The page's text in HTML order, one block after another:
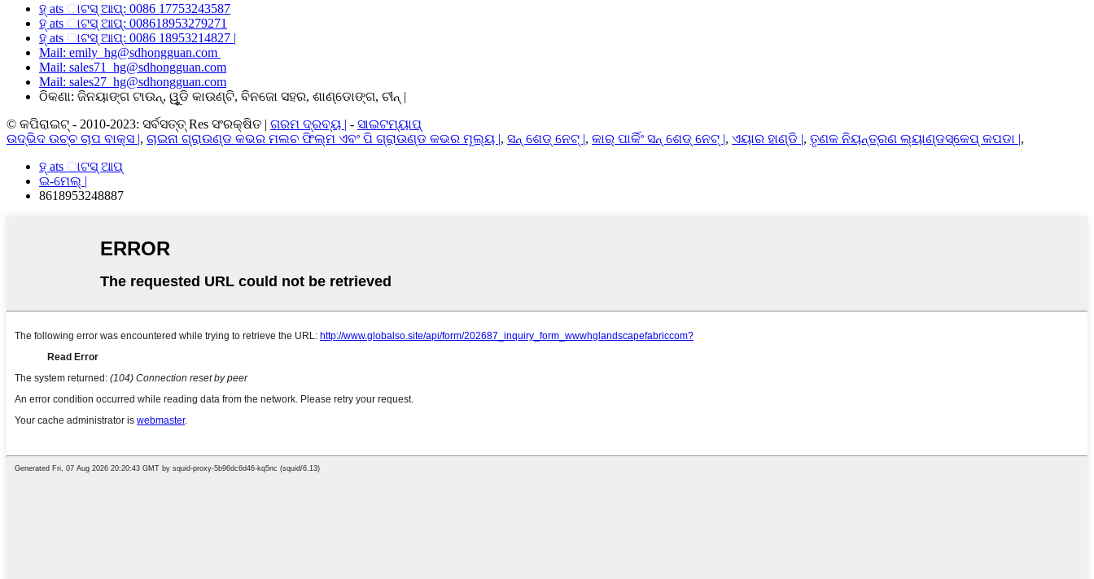
ହ୍ ats ାଟସ୍ ଆପ୍: 0086 17753243587
ହ୍ ats ାଟସ୍ ଆପ୍: 008618953279271
ହ୍ ats ାଟସ୍ ଆପ୍: 0086 18953214827 |
Mail: emily_hg@sdhongguan.com
Mail: sales71_hg@sdhongguan.com
Mail: sales27_hg@sdhongguan.com
ଠିକଣା: ଜିନୟାଙ୍ଗ ଟାଉନ୍, ୱୁଡି କାଉଣ୍ଟି, ବିନଜୋ ସହର, ଶାଣ୍ଡୋଙ୍ଗ, ଚୀନ୍ |
© କପିରାଇଟ୍ - 2010-2023: ସର୍ବସତ୍ତ୍ Res ସଂରକ୍ଷିତ | ଗରମ ଦ୍ରବ୍ୟ | - ସାଇଟମ୍ୟାପ୍
ଉଦ୍ଭିଦ ଉଚ୍ଚ ଚାପ ବାକ୍ସ |, ଚାଇନା ଗ୍ରାଉଣ୍ଡ କଭର ମଲଚ ଫିଲ୍ମ ଏବଂ ପି ଗ୍ରାଉଣ୍ଡ କଭର ମୂଲ୍ୟ |, ସନ୍ ଶେଡ୍ ନେଟ୍ |, କାର୍ ପାର୍କିଂ ସନ୍ ଶେଡ୍ ନେଟ୍ |, ଏୟାର ହାଣ୍ଡି |, ତୃଣକ ନିୟନ୍ତ୍ରଣ ଲ୍ୟାଣ୍ଡସ୍କେପ୍ କପଡା |,
ହ୍ ats ାଟସ୍ ଆପ୍
ଇ-ମେଲ୍ |
8618953248887